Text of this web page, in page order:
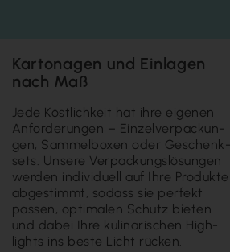
Kartonagen und Einlagen
nach Maß
Jede Köst­lich­keit hat ihre eige­nen
An­forder­ungen – Einzel­ver­packun­
gen, Sammel­boxen oder Ge­schenk­
sets. Unsere Ver­packungs­lösungen
werden indi­viduell auf Ihre Pro­dukte
ab­ge­stimmt, sodass sie perfekt
passen, opti­malen Schutz bieten
und dabei Ihre kuli­narischen High­
lights ins beste Licht rücken.